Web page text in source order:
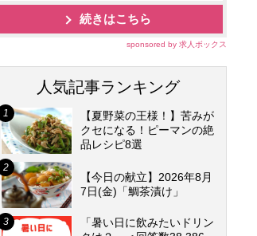
続きはこちら
sponsored by 求人ボックス
人気記事ランキング
【夏野菜の王様！】苦みが
クセになる！ピーマンの絶
品レシピ8選
【今日の献立】2026年8月
7日(金)「鯛茶漬け」
「暑い日に飲みたいドリン